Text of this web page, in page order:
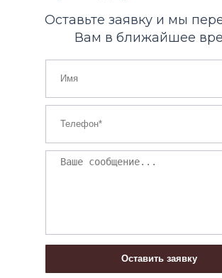
Оставьте заявку и мы
Вам в ближайшее
Оставить заявку